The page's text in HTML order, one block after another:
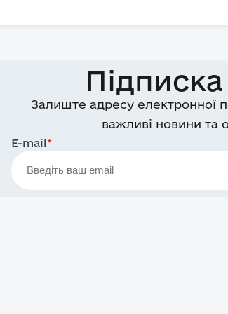
Залиште адресу електронної
важливі новини та
E-mail*